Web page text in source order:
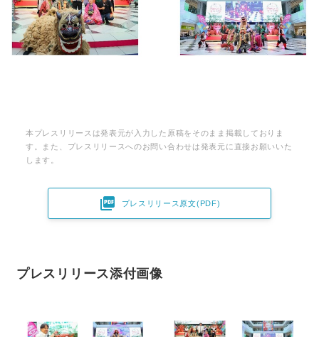
本プレスリリースは発表元が入力した原稿をそのまま掲載しておりま
す。また、プレスリリースへのお問い合わせは発表元に直接お願いいた
します。
 プレスリリース原文(PDF)
プレスリリース添付画像